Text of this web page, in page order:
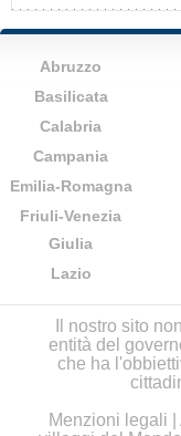
Abruzzo
Basilicata
Calabria
Campania
Emilia-Romagna
Friuli-Venezia
Giulia
Lazio
Il nostro sito
entità del
che ha
Menzioni legali